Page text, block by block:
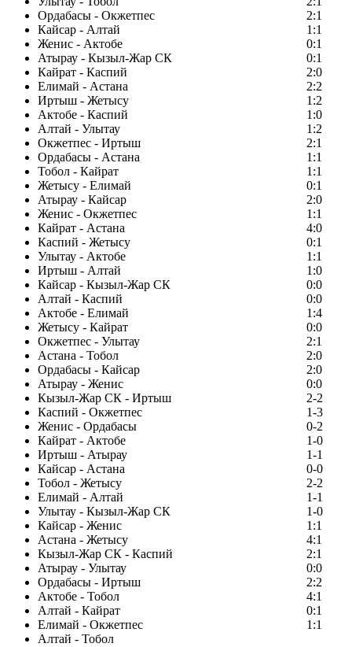
Ордабасы - Окжетпес
2:1
Кайсар - Алтай
1:1
Женис - Актобе
0:1
Атырау - Кызыл-Жар СК
0:1
Кайрат - Каспий
2:0
Елимай - Астана
2:2
Иртыш - Жетысу
1:2
Актобе - Каспий
1:0
Алтай - Улытау
1:2
Окжетпес - Иртыш
2:1
Ордабасы - Астана
1:1
Тобол - Кайрат
1:1
Жетысу - Елимай
0:1
Атырау - Кайсар
2:0
Женис - Окжетпес
1:1
Кайрат - Астана
4:0
Каспий - Жетысу
0:1
Улытау - Актобе
1:1
Иртыш - Алтай
1:0
Кайсар - Кызыл-Жар СК
0:0
Алтай - Каспий
0:0
Актобе - Елимай
1:4
Жетысу - Кайрат
0:0
Окжетпес - Улытау
2:1
Астана - Тобол
2:0
Ордабасы - Кайсар
2:0
Атырау - Женис
0:0
Кызыл-Жар СК - Иртыш
2-2
Каспий - Окжетпес
1-3
Женис - Ордабасы
0-2
Кайрат - Актобе
1-0
Иртыш - Атырау
1-1
Кайсар - Астана
0-0
Тобол - Жетысу
2-2
Елимай - Алтай
1-1
Улытау - Кызыл-Жар СК
1-0
Кайсар - Женис
1:1
Астана - Жетысу
4:1
Кызыл-Жар СК - Каспий
2:1
Атырау - Улытау
0:0
Ордабасы - Иртыш
2:2
Актобе - Тобол
4:1
Алтай - Кайрат
0:1
Елимай - Окжетпес
1:1
Алтай - Тобол